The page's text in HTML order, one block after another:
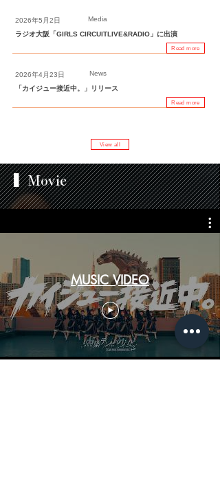
2026年5月2日
Media
ラジオ大阪「GIRLS CIRCUITLIVE&RADIO」に出演
Read more
2026年4月23日
News
「カイジュー接近中。」リリース
Read more
View all
▍Movie
MUSIC VIDEO